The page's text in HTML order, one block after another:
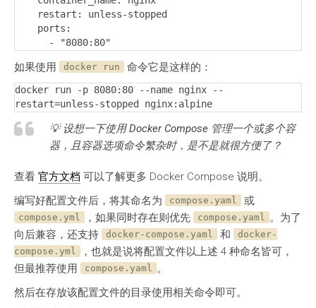
      - "8080:80"
如果使用 docker run 命令它是这样的：
docker run -p 8080:80 --name nginx --
restart=unless-stopped nginx:alpine
💡 设想一下使用 Docker Compose 管理一个或多个容
器，且容器选项命令繁杂时，是不是就很方便了？
查看 官方文档 可以了解更多 Docker Compose 说明。
编写好配置文件后，将其命名为
compose.yaml 或
compose.yml ，如果同时存在则优先 compose.yaml 。为了
向后兼容，还支持
docker-compose.yaml 和
docker-
compose.yml
，也就是说将配置文件以上述 4 种命名皆可，
但最推荐使用
compose.yaml 。
然后在存放该配置文件的目录使用相关命令即可。